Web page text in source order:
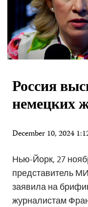
Россия
немецких
December 10, 2024
Нью-Йорк, 27
представитель
заявила на
журналистам